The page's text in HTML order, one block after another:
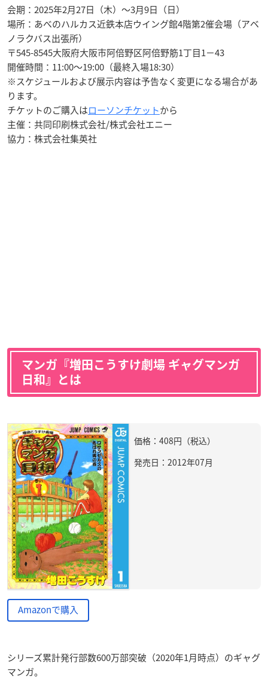
会期：2025年2月27日（木）～3月9日（日）
場所：あべのハルカス近鉄本店ウイング館4階第2催会場（アベ
ノラクバス出張所）
〒545-8545大阪府大阪市阿倍野区阿倍野筋1丁目1−43
開催時間：11:00～19:00（最終入場18:30）
※スケジュールおよび展示内容は予告なく変更になる場合があ
ります。
チケットのご購入はローソンチケットから
主催：共同印刷株式会社/株式会社エニー
協力：株式会社集英社
マンガ『増田こうすけ劇場 ギャグマンガ
日和』とは
価格：408円（税込）
発売日：2012年07月
Amazonで購入
シリーズ累計発行部数600万部突破（2020年1月時点）のギャグ
マンガ。